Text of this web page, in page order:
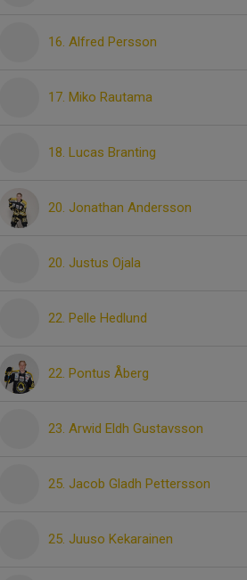
16. Alfred Persson
17. Miko Rautama
18. Lucas Branting
20. Jonathan Andersson
20. Justus Ojala
22. Pelle Hedlund
22. Pontus Åberg
23. Arwid Eldh Gustavsson
25. Jacob Gladh Pettersson
25. Juuso Kekarainen